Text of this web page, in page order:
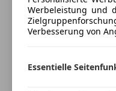
anpassen
Auto einfach
Werbeleistung und
Verbesserung von
Essentielle